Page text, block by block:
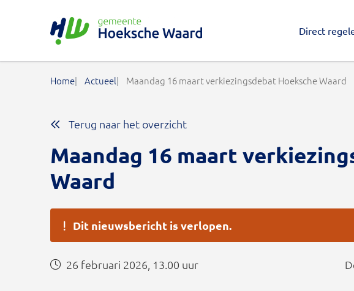
Direct
Home Actueel Maandag 16 maart verkiezingsdebat Hoeksche Waard
Terug naar het overzicht
Maandag 16 maart
Waard
Dit nieuwsbericht is verlopen.
26 februari 2026, 13.00 uur